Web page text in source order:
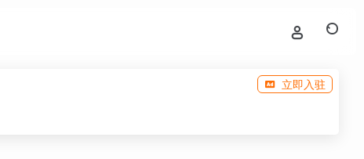
立即入驻